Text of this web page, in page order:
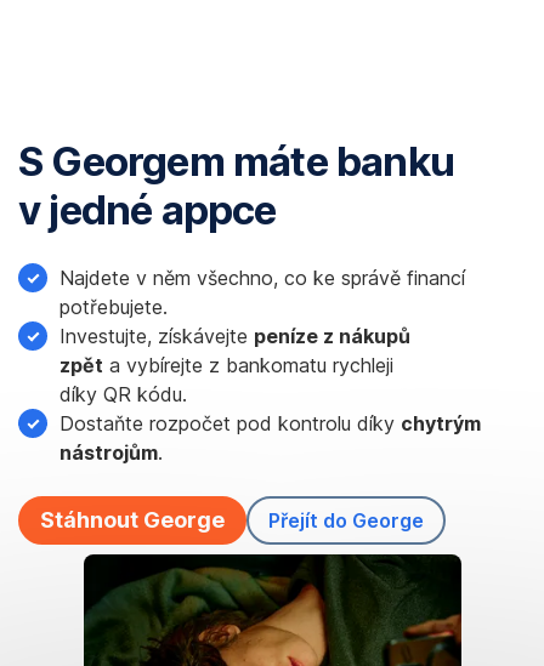
S
Georgem
máte
banku
v jedné
appce
S Georgem máte banku
v jedné appce
Najdete v něm všechno, co ke správě financí
potřebujete.
Investujte, získávejte peníze z nákupů
zpět a vybírejte z bankomatu rychleji
díky QR kódu.
Dostaňte rozpočet pod kontrolu díky chytrým
nástrojům.
Stáhnout George Přejít do George